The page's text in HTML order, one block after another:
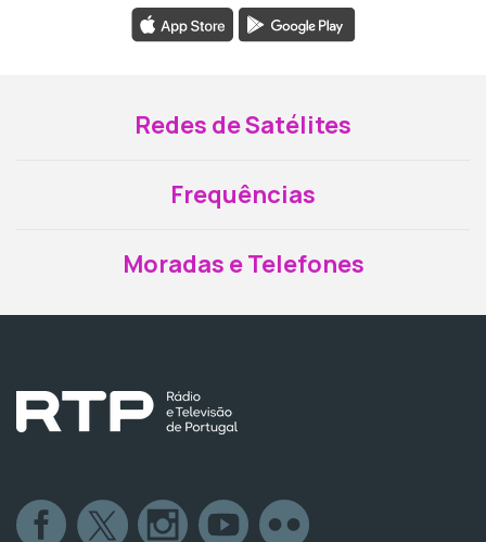
Redes de Satélites
Frequências
Moradas e Telefones